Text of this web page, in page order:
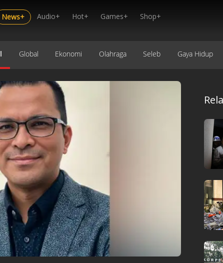
News+ Audio+ Hot+ Games+ Shop+
Global Ekonomi Olahraga Seleb Gaya Hidup